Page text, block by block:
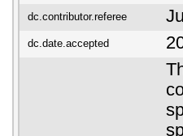
dc.contributor.referee
dc.date.accepted